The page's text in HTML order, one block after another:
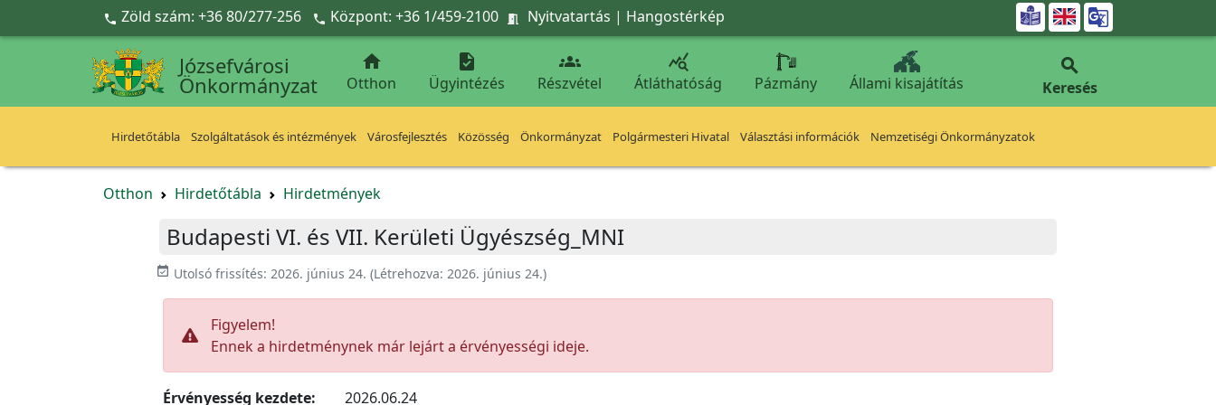
Ugrás a fő tartalomra
 Zöld szám: +36 80/277-256  Központ: +36 1/459-2100  Nyitvatartás | Hangostérkép 
Józsefvárosi
Önkormányzat

Otthon

Ügyintézés

Részvétel

Átláthatóság Pázmány Állami kisajátítás

Keresés
Hirdetőtábla Szolgáltatások és intézmények Városfejlesztés Közösség Önkormányzat Polgármesteri Hivatal Választási információk Nemzetiségi Önkormányzatok
Otthon Hirdetőtábla Hirdetmények
Budapesti VI. és VII. Kerületi Ügyészség_MNI
event_available Utolsó frissítés: 2026. június 24. (Létrehozva: 2026. június 24.)
Figyelem!
Ennek a hirdetménynek már lejárt a érvényességi ideje.
Érvényesség kezdete:
2026.06.24